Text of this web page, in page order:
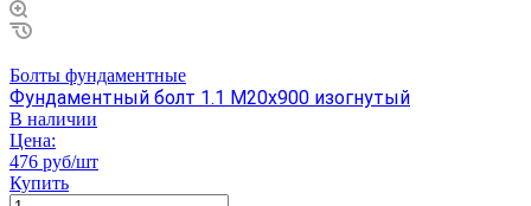
Болты фундаментные
Фундаментный болт 1.1 М20х900 изогнутый
В наличии
Цена:
476 руб/шт
Купить